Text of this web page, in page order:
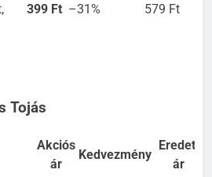
399 Ft –31% 579 Ft
Tojás
Akciós
ár
Kedvezmény
Eredeti
ár